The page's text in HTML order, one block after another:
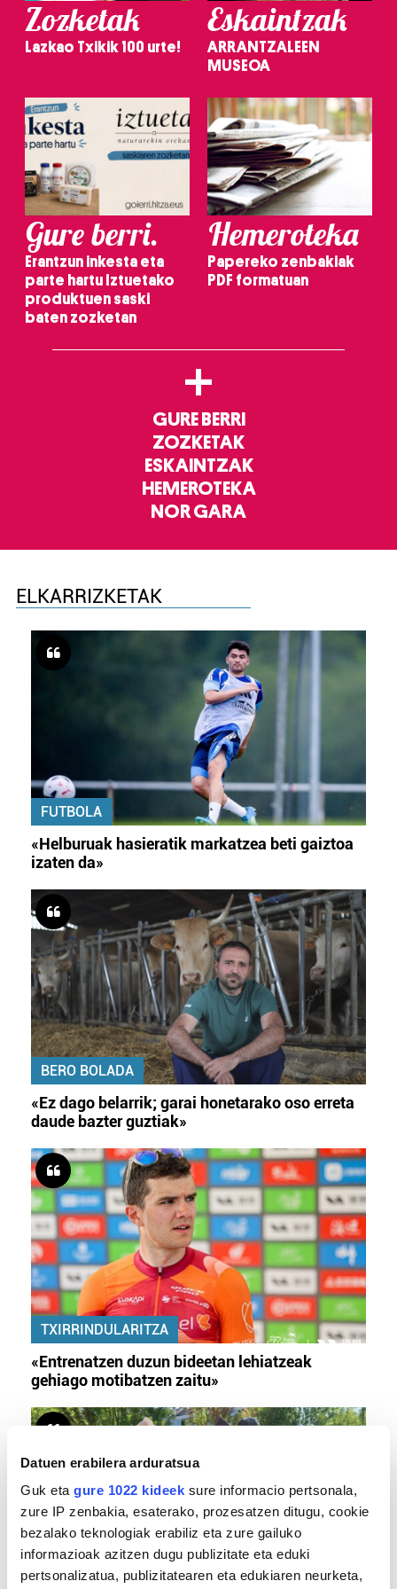
Datuen erabilera arduratsua
Guk eta gure 1022 kideek sure informacio pertsonala,
zure IP zenbakia, esaterako, prozesatzen ditugu, cookie
bezalako teknologiak erabiliz eta zure gailuko
informazioak azitzen dugu publizitate eta eduki
pertsonalizatua, publizitatearen eta edukiaren neurketa,
Zozketak
Lazkao Txikik 100 urte!
Eskaintzak
ARRANTZALEEN
MUSEOA
Gure berri.
Erantzun inkesta eta
parte hartu Iztuetako
produktuen saski
baten zozketan
Hemeroteka
Papereko zenbakiak
PDF formatuan
+
GURE BERRI
ZOZKETAK
ESKAINTZAK
HEMEROTEKA
NOR GARA
ELKARRIZKETAK
FUTBOLA
«Helburuak hasieratik markatzea beti gaiztoa
izaten da»
BERO BOLADA
«Ez dago belarrik; garai honetarako oso erreta
daude bazter guztiak»
TXIRRINDULARITZA
«Entrenatzen duzun bideetan lehiatzeak
gehiago motibatzen zaitu»